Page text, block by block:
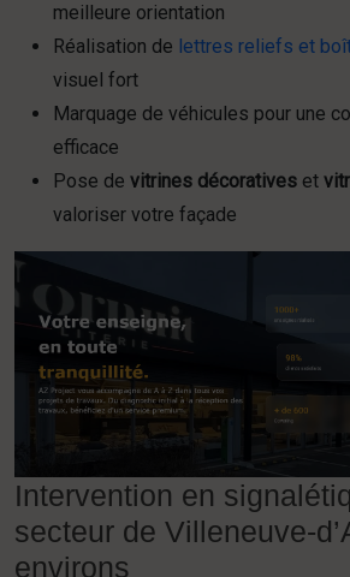
meilleure orientation
Réalisation de lettres reliefs et
visuel fort
Marquage de véhicules pour une
efficace
Pose de vitrines décoratives et
valoriser votre façade
Intervention en
secteur de Villeneuve-
environs